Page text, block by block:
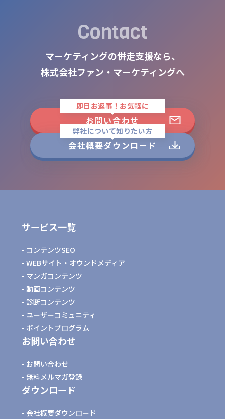
Contact
マーケティングの併走支援なら、
株式会社ファン・マーケティングへ
即日お返事！お気軽に
お問い合わせ
弊社について知りたい方
会社概要ダウンロード
サービス一覧
コンテンツSEO
WEBサイト・オウンドメディア
マンガコンテンツ
動画コンテンツ
診断コンテンツ
ユーザーコミュニティ
ポイントプログラム
お問い合わせ
お問い合わせ
無料メルマガ登録
ダウンロード
会社概要ダウンロード